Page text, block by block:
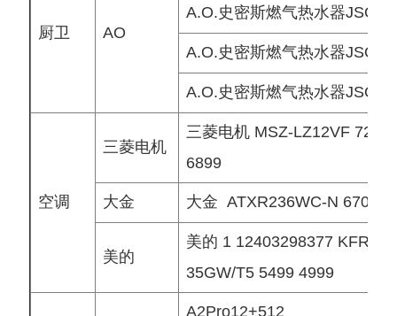
厨卫 AO
A.O.史密斯燃气热水器
A.O.史密斯燃气热水器
A.O.史密斯燃气热水器
空调
三菱电机
三菱电机 MSZ-LZ12VF 7200
6899
大金 大金 ATXR236WC-N 6700
美的
美的 1 12403298377 KFR-
35GW/T5 5499 4999
A2Pro12+512